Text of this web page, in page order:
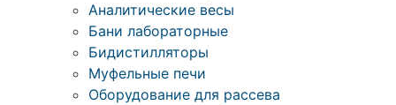
Аналитические весы
Бани лабораторные
Бидистилляторы
Муфельные печи
Оборудование для рассева